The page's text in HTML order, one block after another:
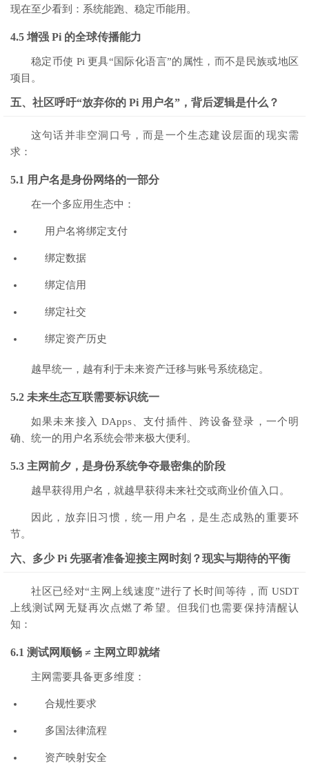
现在至少看到：系统能跑、稳定币能用。
4.5 增强 Pi 的全球传播能力
稳定币使 Pi 更具“国际化语言”的属性，而不是民族或地区
项目。
五、社区呼吁“放弃你的 Pi 用户名”，背后逻辑是什么？
这句话并非空洞口号，而是一个生态建设层面的现实需
求：
5.1 用户名是身份网络的一部分
在一个多应用生态中：
用户名将绑定支付
绑定数据
绑定信用
绑定社交
绑定资产历史
越早统一，越有利于未来资产迁移与账号系统稳定。
5.2 未来生态互联需要标识统一
如果未来接入 DApps、支付插件、跨设备登录，一个明
确、统一的用户名系统会带来极大便利。
5.3 主网前夕，是身份系统争夺最密集的阶段
越早获得用户名，就越早获得未来社交或商业价值入口。
因此，放弃旧习惯，统一用户名，是生态成熟的重要环
节。
六、多少 Pi 先驱者准备迎接主网时刻？现实与期待的平衡
社区已经对“主网上线速度”进行了长时间等待，而 USDT
上线测试网无疑再次点燃了希望。但我们也需要保持清醒认
知：
6.1 测试网顺畅 ≠ 主网立即就绪
主网需要具备更多维度：
合规性要求
多国法律流程
资产映射安全